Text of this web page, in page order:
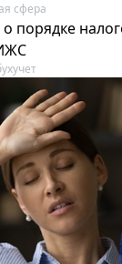
сфера
порядке